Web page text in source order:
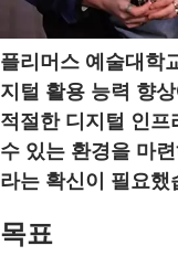
플리머스 예술대
지털 활용 능력 향
적절한 디지털 인
수 있는 환경을 마
라는 확신이 필요했
목표